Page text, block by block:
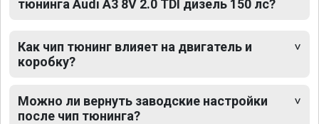
тюнинга Audi A3 8V 2.0 TDI дизель 150 лс?
Как чип тюнинг влияет на двигатель и
коробку?
Можно ли вернуть заводские настройки
после чип тюнинга?